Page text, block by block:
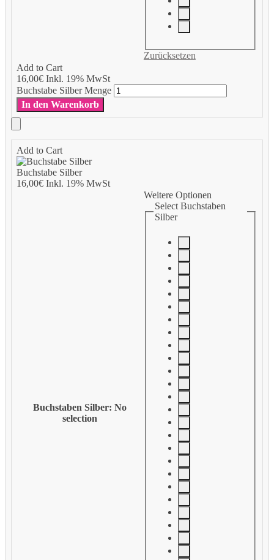
Add to Cart
16,00€Inkl. 19% MwSt
Zurücksetzen
Buchstabe Silber Menge
In den Warenkorb
Add to Cart
Buchstabe Silber
16,00€Inkl. 19% MwSt
Buchstaben Silber: No
selection
Weitere Optionen
Select Buchstaben
Silber